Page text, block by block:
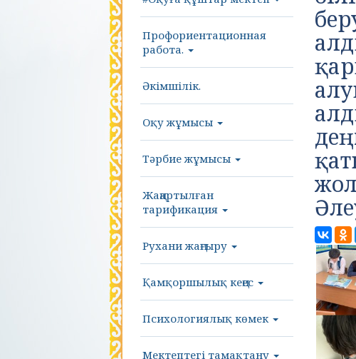
Профориентационная
работа.
Әкімшілік.
Оқу жұмысы
Тәрбие жұмысы
Жаңартылған
тарификация
Рухани жаңғыру
Қамқоршылық кеңес
Психологиялық көмек
Мектептегі тамақтану